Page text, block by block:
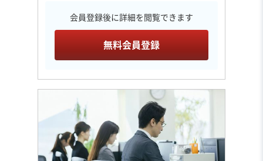
会員登録後に詳細を閲覧できます
無料会員登録